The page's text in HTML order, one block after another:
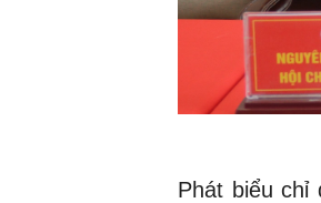
Phát biểu